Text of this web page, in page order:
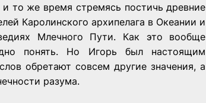
то же время стремясь постичь древние
Каролинского архипелага в Океании и
Млечного Пути. Как это вообще
понять. Но Игорь был настоящим
обретают совсем другие значения, а
разума.